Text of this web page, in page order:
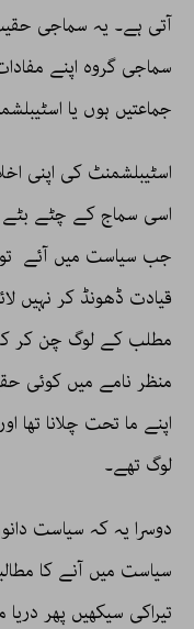
آتی ہے۔ یہ سماجی
سماجی گروہ اپنے
جماعتیں ہوں یا
اسٹیبلشمنٹ کی اپنی
اسی سماج کے چٹے بٹے
جب سیاست میں آئے تو
قیادت ڈھونڈ کر نہیں
مطلب کے لوگ چن کر
منظر نامے میں کوئی
اپنے ما تحت چلانا
لوگ تھے۔
دوسرا یہ کہ سیاست
سیاست میں آنے کا
تیراکی سیکھیں پھر